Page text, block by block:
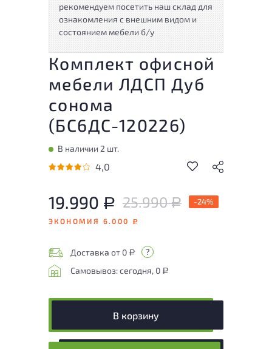
рекомендуем посетить наш склад для
ознакомления с внешним видом и
состоянием мебели б/у
Комплект офисной
мебели ЛДСП Дуб
сонома
(БС6ДС-120226)
В наличии 2 шт.
4,0
19.990 Р 25.990Р -24%
ЭКОНОМИЯ 6.000 Р
Доставка от 0 Р
Самовывоз: сегодня, 0 Р
В корзину